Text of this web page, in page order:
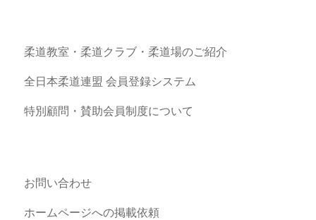
柔道教室・柔道クラブ・柔道場のご紹介
全日本柔道連盟 会員登録システム
特別顧問・賛助会員制度について
お問い合わせ
ホームページへの掲載依頼